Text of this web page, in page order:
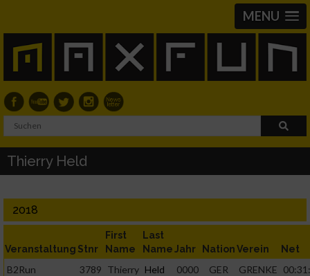
MENU
Thierry Held
2018
Veranstaltung Stnr
First
Name
Last
NameJahr NationVerein Net
B2Run
3789 Thierry Held 0000 GER
GRENKE